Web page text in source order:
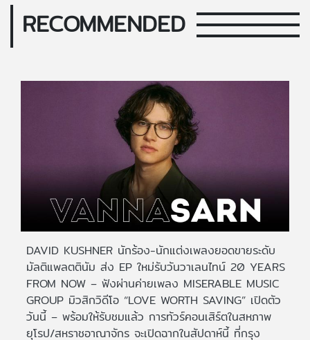
RECOMMENDED
DAVID KUSHNER นักร้อง-นักแต่งเพลงยอดขายระดับ
มัลติแพลตตินัม ส่ง EP ใหม่รับวันวาเลนไทน์ 20 YEARS
FROM NOW – ฟังผ่านค่ายเพลง MISERABLE MUSIC
GROUP มิวสิกวิดีโอ “LOVE WORTH SAVING” เปิดตัว
วันนี้ – พร้อมให้รับชมแล้ว การทัวร์คอนเสิร์ตในสหภาพ
ยุโรป/สหราชอาณาจักร จะเปิดฉากในสัปดาห์นี้ ที่กรุง